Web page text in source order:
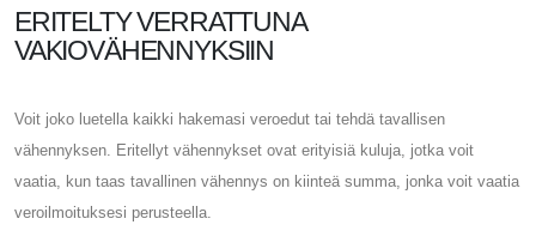
ERITELTY VERRATTUNA
VAKIOVÄHENNYKSIIN
Voit joko luetella kaikki hakemasi veroedut tai tehdä tavallisen
vähennyksen. Eritellyt vähennykset ovat erityisiä kuluja, jotka voit
vaatia, kun taas tavallinen vähennys on kiinteä summa, jonka voit vaatia
veroilmoituksesi perusteella.